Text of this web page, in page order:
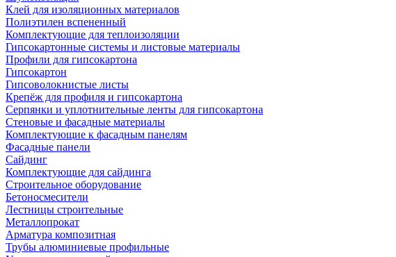
Клей для изоляционных материалов
Полиэтилен вспененный
Комплектующие для теплоизоляции
Гипсокартонные системы и листовые материалы
Профили для гипсокартона
Гипсокартон
Гипсоволокнистые листы
Крепёж для профиля и гипсокартона
Серпянки и уплотнительные ленты для гипсокартона
Стеновые и фасадные материалы
Комплектующие к фасадным панелям
Фасадные панели
Сайдинг
Комплектующие для сайдинга
Строительное оборудование
Бетоносмесители
Лестницы строительные
Металлопрокат
Арматура композитная
Трубы алюминиевые профильные